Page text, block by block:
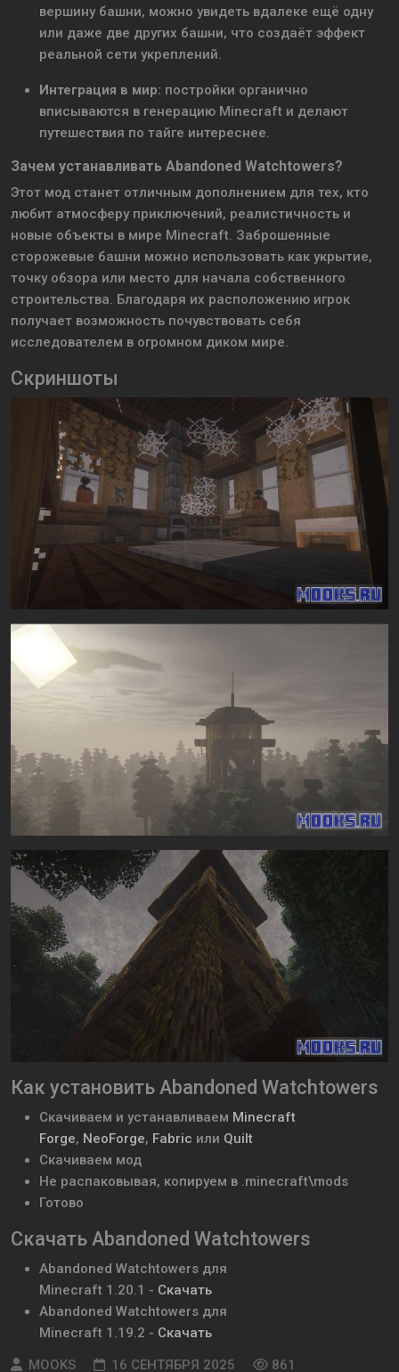
вершину башни, можно увидеть вдалеке ещё одну
или даже две других башни, что создаёт эффект
реальной сети укреплений.
Интеграция в мир: постройки органично
вписываются в генерацию Minecraft и делают
путешествия по тайге интереснее.
Зачем устанавливать Abandoned Watchtowers?
Этот мод станет отличным дополнением для тех, кто
любит атмосферу приключений, реалистичность и
новые объекты в мире Minecraft. Заброшенные
сторожевые башни можно использовать как укрытие,
точку обзора или место для начала собственного
строительства. Благодаря их расположению игрок
получает возможность почувствовать себя
исследователем в огромном диком мире.
Скриншоты
Как установить Abandoned Watchtowers
Скачиваем и устанавливаем Minecraft
Forge, NeoForge, Fabric или Quilt
Скачиваем мод
Не распаковывая, копируем в .minecraft\mods
Готово
Скачать Abandoned Watchtowers
Abandoned Watchtowers для
Minecraft 1.20.1 - Скачать
Abandoned Watchtowers для
Minecraft 1.19.2 - Скачать
MOOKS
16 СЕНТЯБРЯ 2025 861